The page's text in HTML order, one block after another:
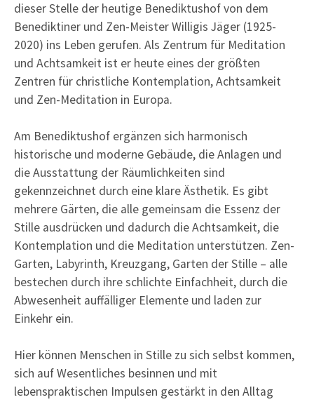
dieser Stelle der heutige Benediktushof von dem
Benediktiner und Zen-Meister Willigis Jäger (1925-
2020) ins Leben gerufen. Als Zentrum für Meditation
und Achtsamkeit ist er heute eines der größten
Zentren für christliche Kontemplation, Achtsamkeit
und Zen-Meditation in Europa.
Am Benediktushof ergänzen sich harmonisch
historische und moderne Gebäude, die Anlagen und
die Ausstattung der Räumlichkeiten sind
gekennzeichnet durch eine klare Ästhetik. Es gibt
mehrere Gärten, die alle gemeinsam die Essenz der
Stille ausdrücken und dadurch die Achtsamkeit, die
Kontemplation und die Meditation unterstützen. Zen-
Garten, Labyrinth, Kreuzgang, Garten der Stille – alle
bestechen durch ihre schlichte Einfachheit, durch die
Abwesenheit auffälliger Elemente und laden zur
Einkehr ein.
Hier können Menschen in Stille zu sich selbst kommen,
sich auf Wesentliches besinnen und mit
lebenspraktischen Impulsen gestärkt in den Alltag